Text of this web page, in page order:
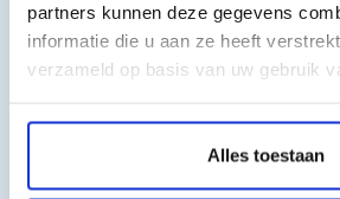
partners kunnen deze gegevens
informatie die u aan ze heeft
verzameld op basis van uw gebruik
Alles toestaan
Canon pixma mp800, Canon pixma
mp810, Canon pixma mp830, Canon
pixma mx700, Canon pixma mx850